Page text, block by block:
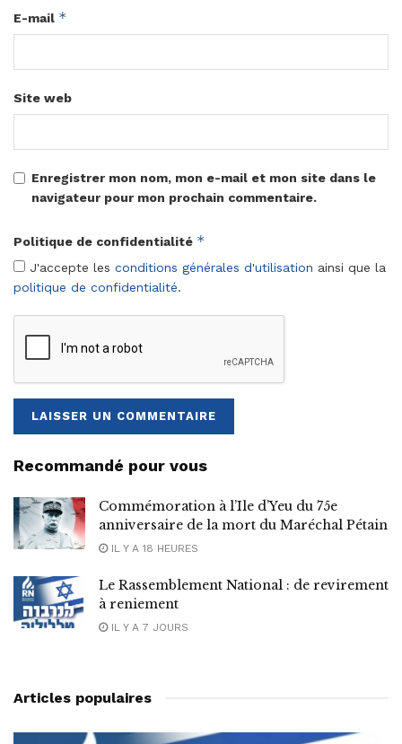
E-mail *
Site web
Enregistrer mon nom, mon e-mail et mon site dans le
navigateur pour mon prochain commentaire.
Politique de confidentialité *
J'accepte les conditions générales d'utilisation ainsi que la
politique de confidentialité.
Recommandé pour vous
Commémoration à l’Ile d’Yeu du 75e
anniversaire de la mort du Maréchal Pétain
IL Y A 18 HEURES
Le Rassemblement National : de revirement
à reniement
IL Y A 7 JOURS
Articles populaires